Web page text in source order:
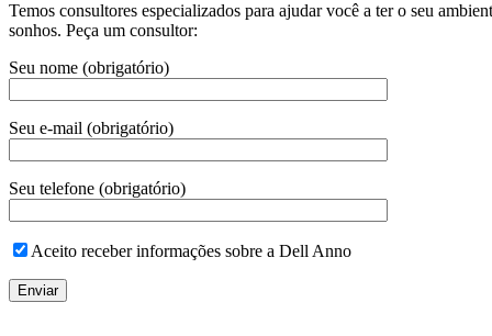
Temos consultores especializados para ajudar você a ter o seu
sonhos. Peça um consultor:
Seu nome (obrigatório)
Seu e-mail (obrigatório)
Seu telefone (obrigatório)
Aceito receber informações sobre a Dell Anno